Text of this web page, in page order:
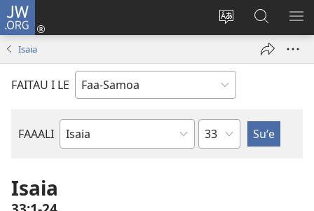
JW.ORG
Sui
gagana
o
le
tafaʻilagi
Log
isi
Suʻe
le
Isaia
FAITAU I LE
FAAALI
Tusi
Mataupu
Isaia